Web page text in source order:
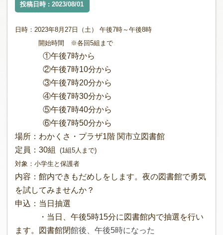
投稿日時 : 2023/08/01
日時：2023年8月27日（土） 午後7時～午後8時
開始時間 ※各回5組まで
①午後7時から
②午後7時10分から
③午後7時20分から
④午後7時30分から
⑤午後7時40分から
⑥午後7時50分から
場所：わかくさ・プラザ1階 関市立図書館
定員：30組
(1組5人まで)
対象：小学生と保護者
内容：館内できもだめしをします。夜の図書館で勇気
を試してみませんか？
申込：当日抽選
・当日、午後5時15分に図書館内で抽選を行い
ます。図書館閉館後、午後5時になった